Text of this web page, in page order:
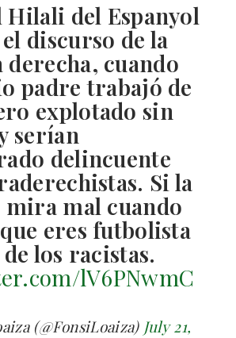
Hilali del Espanyol
discurso de la
cuando
padre trabajó de
explotado sin
serían
delincuente
Si la
mira mal cuando
eres futbolista
los racistas.
lV6PNwmC
(@FonsiLoaiza) July 21,